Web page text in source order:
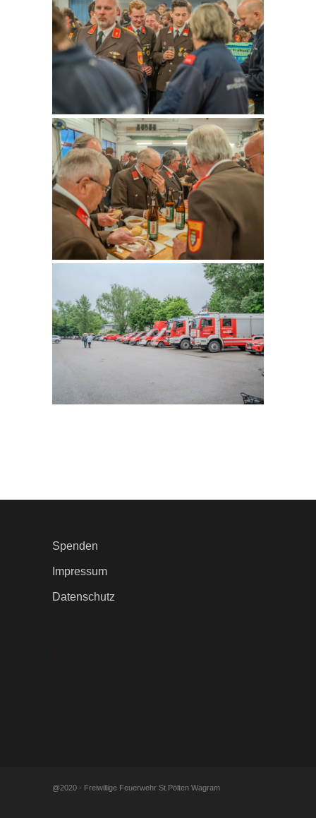
Spenden
Impressum
Datenschutz
.
@2020 - Freiwillige Feuerwehr St.Pölten Wagram